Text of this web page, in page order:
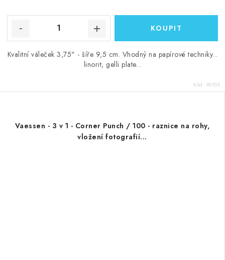
Kvalitní váleček 3,75" - šíře 9,5 cm. Vhodný na papírové techniky...
linorit, gelli plate...
Kód: 90705
Vaessen - 3 v 1 - Corner Punch / 100 - raznice na rohy,
vložení fotografií...